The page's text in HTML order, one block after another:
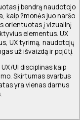
į bendrą naudotojo
kaip žmonės juo naršo
orientuotas į vizualinį
elementus. UX
UX tyrimą, naudotojų
už išvaizdą ir pojūtį.
UI disciplinas kaip
Skirtumas svarbus
yra vienas darnus